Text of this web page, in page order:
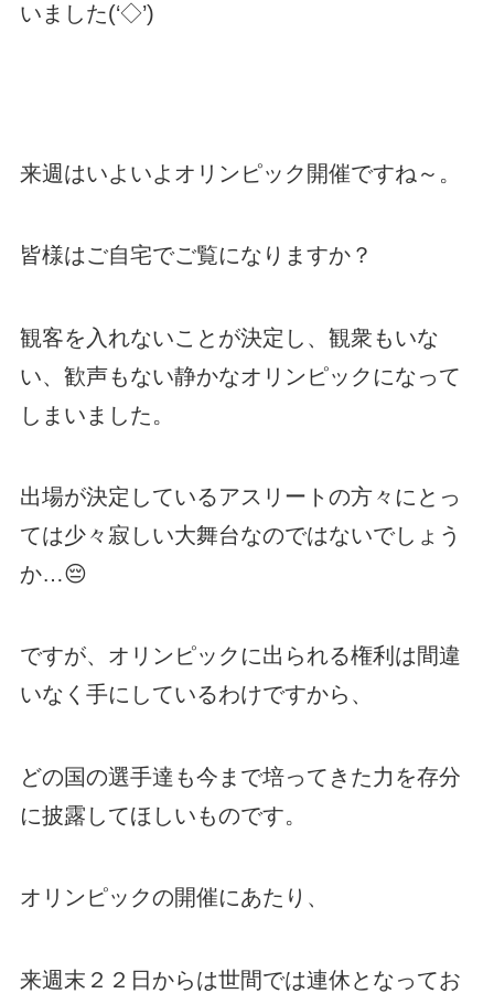
いました(‘◇’)ゞ
来週はいよいよオリンピック開催ですね～。
皆様はご自宅でご覧になりますか？
観客を入れないことが決定し、観衆もいな
い、歓声もない静かなオリンピックになって
しまいました。
出場が決定しているアスリートの方々にとっ
ては少々寂しい大舞台なのではないでしょう
か…😔
ですが、オリンピックに出られる権利は間違
いなく手にしているわけですから、
どの国の選手達も今まで培ってきた力を存分
に披露してほしいものです。
オリンピックの開催にあたり、
来週末２２日からは世間では連休となってお